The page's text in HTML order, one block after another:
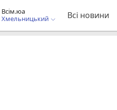
Всім.юа
Хмельницький
Всі новини